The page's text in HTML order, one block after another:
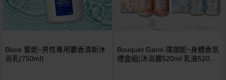
Biore 蜜妮~男性專用麝香清新沐
浴乳(750ml)
Bouquet Garni 璞珈妮~身體香氛
禮盒組(沐浴露520ml 乳液520ml)